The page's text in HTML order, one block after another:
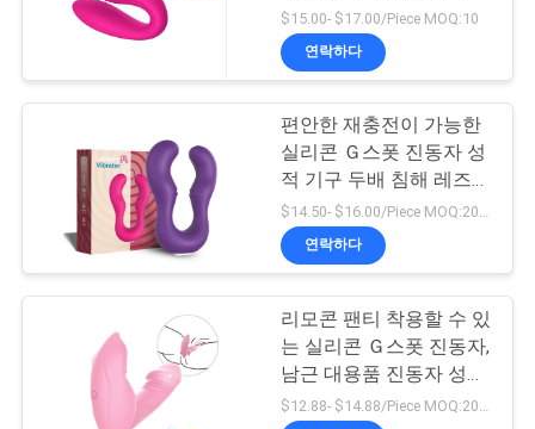
동자를 연결합니다
$15.00- $17.00/Piece MOQ:10
연락하다
편안한 재충전이 가능한
실리콘 Ｇ스폿 진동자 성
적 기구 두배 침해 레즈비
언
$14.50- $16.00/Piece MOQ:20 PC
연락하다
리모콘 팬티 착용할 수 있
는 실리콘 Ｇ스폿 진동자,
남근 대용품 진동자 성적
기구
$12.88- $14.88/Piece MOQ:20 PC